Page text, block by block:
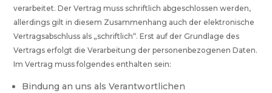
verarbeitet. Der Vertrag muss schriftlich abgeschlossen werden,
allerdings gilt in diesem Zusammenhang auch der elektronische
Vertragsabschluss als „schriftlich“. Erst auf der Grundlage des
Vertrags erfolgt die Verarbeitung der personenbezogenen Daten.
Im Vertrag muss folgendes enthalten sein:
Bindung an uns als Verantwortlichen